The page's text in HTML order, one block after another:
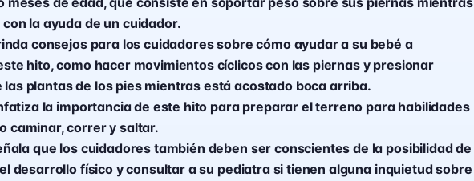
la ayuda de un cuidador.
consejos para los cuidadores sobre cómo ayudar a su bebé a
hito, como hacer movimientos cíclicos con las piernas y presionar
plantas de los pies mientras está acostado boca arriba.
la importancia de este hito para preparar el terreno para habilidades
caminar, correr y saltar.
que los cuidadores también deben ser conscientes de la posibilidad de
desarrollo físico y consultar a su pediatra si tienen alguna inquietud sobre